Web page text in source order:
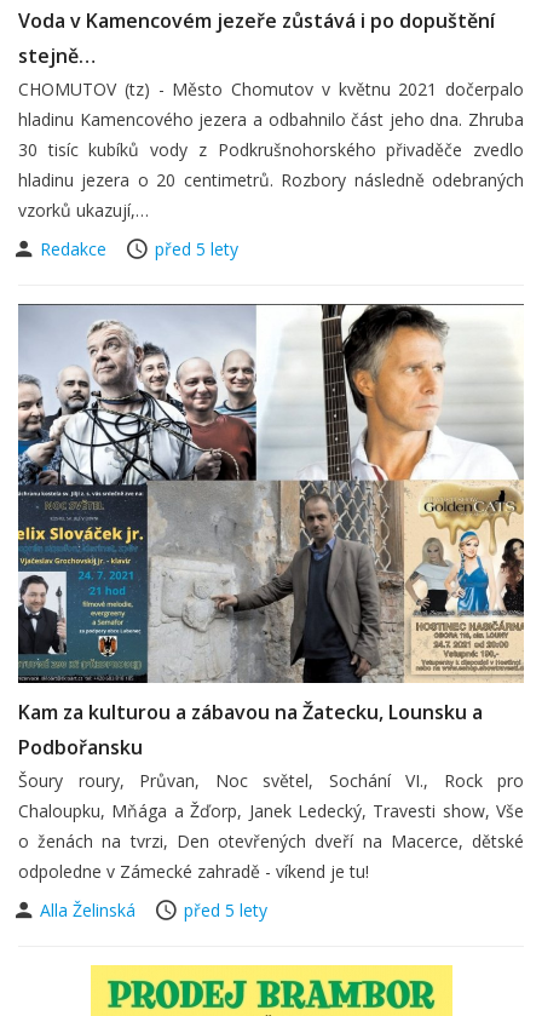
Voda v Kamencovém jezeře zůstává i po dopuštění
stejně…
CHOMUTOV (tz) - Město Chomutov v květnu 2021 dočerpalo
hladinu Kamencového jezera a odbahnilo část jeho dna. Zhruba
30 tisíc kubíků vody z Podkrušnohorského přivaděče zvedlo
hladinu jezera o 20 centimetrů. Rozbory následně odebraných
vzorků ukazují,…
Redakce
před 5 lety
Kam za kulturou a zábavou na Žatecku, Lounsku a
Podbořansku
Šoury roury, Průvan, Noc světel, Sochání VI., Rock pro
Chaloupku, Mňága a Žďorp, Janek Ledecký, Travesti show, Vše
o ženách na tvrzi, Den otevřených dveří na Macerce, dětské
odpoledne v Zámecké zahradě - víkend je tu!
Alla Želinská
před 5 lety